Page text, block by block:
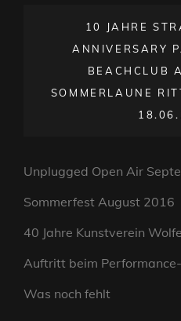
10 JAHRE
ANNIVERSARY
BEACHCLUB
SOMMERLAUNE
Unplugged Open Air
Sommerfest August 2016
40 Jahre Kunstverein
Auftritt beim
Was noch fehlt